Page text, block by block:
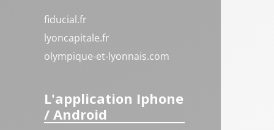
fiducial.fr
lyoncapitale.fr
olympique-et-lyonnais.com
L'application Iphone
/ Android